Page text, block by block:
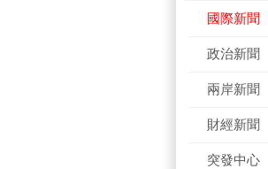
國際新聞
政治新聞
兩岸新聞
財經新聞
突發中心